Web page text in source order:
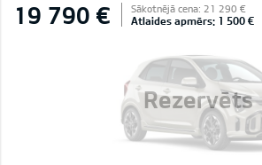
Rezervēts
19 790 € Sākotnējā cena: 21 290 €
Atlaides apmērs: 1 500 €